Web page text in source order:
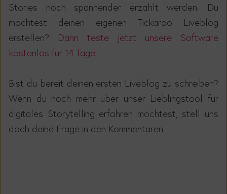
Stories noch spannender erzählt werden. Du
möchtest deinen eigenen Tickaroo Liveblog
erstellen? Dann teste jetzt unsere Software
kostenlos für 14 Tage.
Bist du bereit deinen ersten Liveblog zu schreiben?
Wenn du noch mehr über unser Lieblingstool für
digitales Storytelling erfahren möchtest, stell uns
doch deine Frage in den Kommentaren.